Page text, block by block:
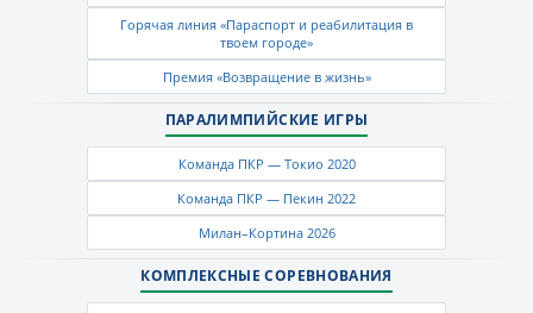
Горячая линия «Параспорт и реабилитация в
твоем городе»
Премия «Возвращение в жизнь»
ПАРАЛИМПИЙСКИЕ ИГРЫ
Команда ПКР — Токио 2020
Команда ПКР — Пекин 2022
Милан–Кортина 2026
КОМПЛЕКСНЫЕ СОРЕВНОВАНИЯ